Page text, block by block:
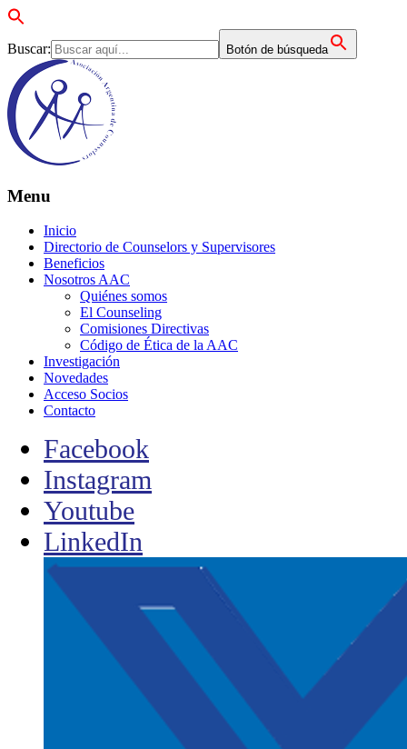
Buscar: Botón de búsqueda
Menu
Inicio
Directorio de Counselors y Supervisores
Beneficios
Nosotros AAC
Quiénes somos
El Counseling
Comisiones Directivas
Código de Ética de la AAC
Investigación
Novedades
Acceso Socios
Contacto
Facebook
Instagram
Youtube
LinkedIn